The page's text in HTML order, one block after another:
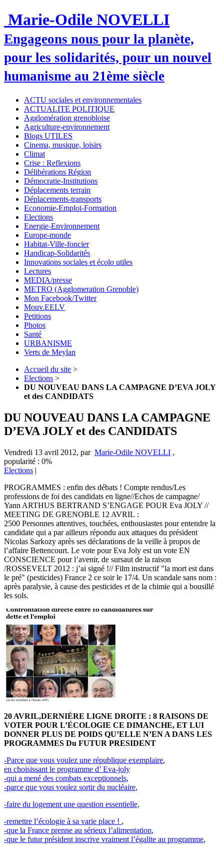
Marie-Odile NOVELLI
Engageons nous pour la planète,
pour les solidarités, pour un nouvel
humanisme au 21ème siècle
ACTU sociales et environnementales
ACTUALITE POLITIQUE
Agglomération grenobloise
Agriculture-environnement
Blogs UTILES
Cinema, musique, loisirs
Climat
Crise : Reflexions
Délibérations Région
Démocratie-Institutions
Déplacements terrain
Déplacements-transports
Economie-Emploi-Formation
Elections
Energie-Environnement
Europe-monde
Habitat-Ville-foncier
Handicap-Solidarités
Innovations sociales et écolo utiles
Lectures
MEDIA/presse
METRO (Agglomeration Grenoble)
Mon Facebook/Twitter
Mouv.EELV
Petitions
Photos
Santé
URBANISME
Verts de Meylan
Accueil du site >
Elections >
DU NOUVEAU DANS LA CAMPAGNE D’EVA JOLY
et des CANDIDATS
DU NOUVEAU DANS LA CAMPAGNE
D’EVA JOLY et des CANDIDATS
Vendredi 13 avril 2012, par Marie-Odile NOVELLI ,
popularité : 0%
Elections |
PROGRAMMES : enfin des débats ! Compte rendus/Les
professions de foi des candidats en ligne//Echos de campagne/
Yann ARTHUS BERTRAND S’ENGAGE POUR Eva JOLY //
MEETING DE GRENOBLE 12 AVRIL :
2500 Personnes attentives, touchées, enthousiastes pour entendre la
candidate qui a par ailleurs répondu aux attaques du président
Nicolas Sarkozy après ses déclarations de la veille à propos de
l’affaire Bettencourt. Le vote pour Eva Joly est un vote EN
CONSCIENCE pour l’avenir, de sursaut de la raison
/ROSSEVELT 2012 : j’ai signé !// Film instructif "la mort est dans
le pré" (pesticides) France 2 ce soir le 17/4. Un scandale sans nom :
après paralysie, à cause des pesticides et de la chimie qui a bousillé
les sols.
20 AVRIL,DERNIÈRE LIGNE DROITE : 8 RAISONS DE
VOTER POUR L’ÉCOLOGIE CE DIMANCHE, ET LUI
DONNER PLUS DE POIDS QU’ELLE N’EN A DANS LES
PROGRAMMES Du FUTUR PRESIDENT
-Parce que vous voulez une république exemplaire,
en choisissant le programme d’ Eva-joly
-qui a mené des combats exceptionnels,
-parce que vous voulez sortir du nucléaire,
-faire du logement une question essentielle,
-remettre l’écologie à sa varie place ! ,
-que la France prenne au sérieux l’alimentation,
-que le futur président inscrive vraiment l’égalite au programme,